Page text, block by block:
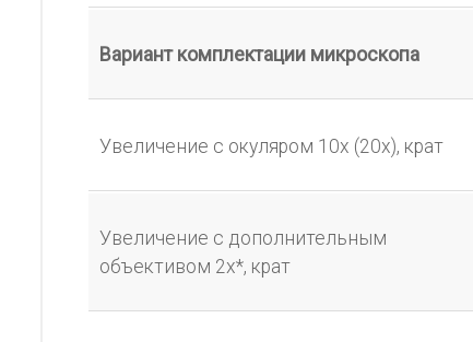
Вариант комплектации микроскопа
Увеличение с окуляром 10х (20х), крат
Увеличение с дополнительным
объективом 2х*, крат